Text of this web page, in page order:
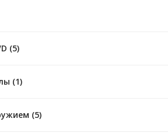
(5)
(1)
(5)